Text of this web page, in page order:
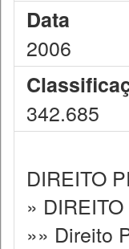
Data
2006
342.685
DIREITO
»
»» Direito